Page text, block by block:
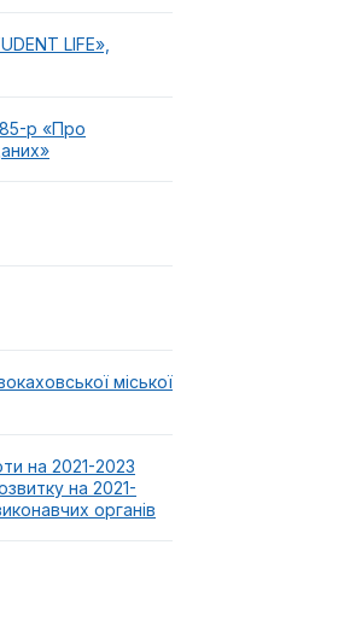
LIFE»,
р «Про
міської
на 2021-2023
на 2021-
органів